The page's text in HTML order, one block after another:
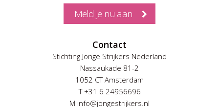
Meld je nu aan
Contact
Stichting Jonge Strijkers Nederland
Nassaukade 81-2
1052 CT Amsterdam
T +31 6 24956696
M info@jongestrijkers.nl